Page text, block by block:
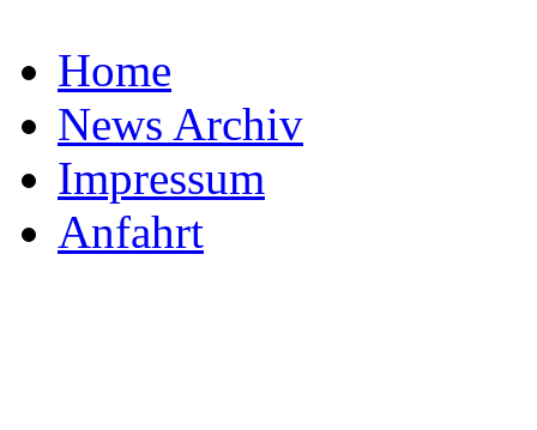
Home
News Archiv
Impressum
Anfahrt